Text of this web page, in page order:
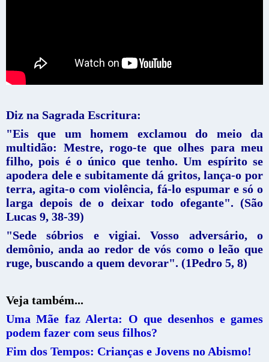
Diz na Sagrada Escritura:
"Eis que um homem exclamou do meio da
multidão: Mestre, rogo-te que olhes para meu
filho, pois é o único que tenho. Um espírito se
apodera dele e subitamente dá gritos, lança-o por
terra, agita-o com violência, fá-lo espumar e só o
larga depois de o deixar todo ofegante". (São
Lucas 9, 38-39)
"Sede sóbrios e vigiai. Vosso adversário, o
demônio, anda ao redor de vós como o leão que
ruge, buscando a quem devorar". (1Pedro 5, 8)
Veja também...
Uma Mãe faz Alerta: O que desenhos e games
podem fazer com seus filhos?
Fim dos Tempos: Crianças e Jovens no Abismo!